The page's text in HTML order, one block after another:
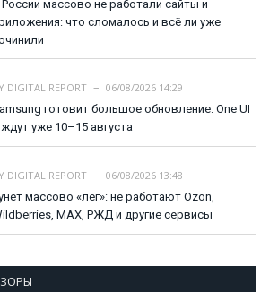
массово не работали сайты и
что сломалось и всё ли уже
DIGITAL REPORT
06/08/2026 14:29
готовит большое обновление: One UI
уже 10–15 августа
DIGITAL REPORT
06/08/2026 13:48
массово «лёг»: не работают Ozon,
MAX, РЖД и другие сервисы